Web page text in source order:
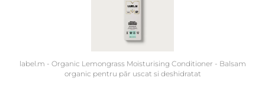
label.m - Organic Lemongrass Moisturising Conditioner - Balsam
organic pentru păr uscat si deshidratat